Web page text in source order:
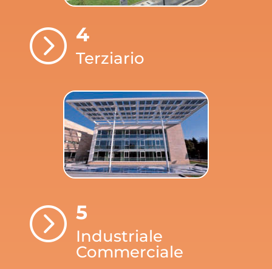
= 4
Terziario
= 5
Industriale
Commerciale